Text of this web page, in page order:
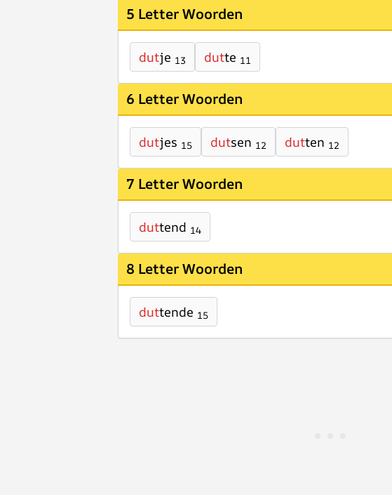
5 Letter Woorden
dutje 13 dutte 11
6 Letter Woorden
dutjes 15 dutsen 12 dutten 12
7 Letter Woorden
duttend 14
8 Letter Woorden
duttende 15